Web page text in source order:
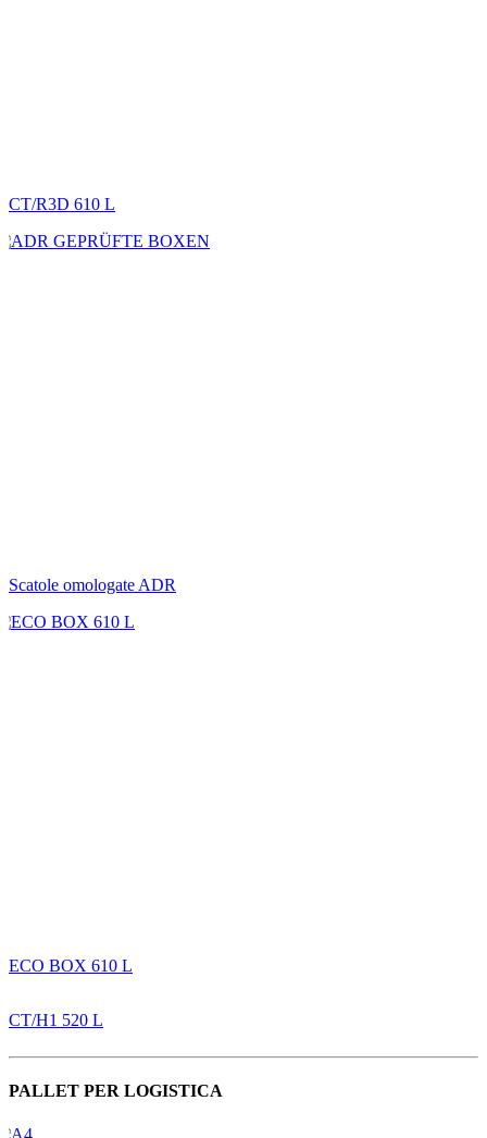
CT/R3D 610 L
Scatole omologate ADR
ECO BOX 610 L
CT/H1 520 L
PALLET PER LOGISTICA